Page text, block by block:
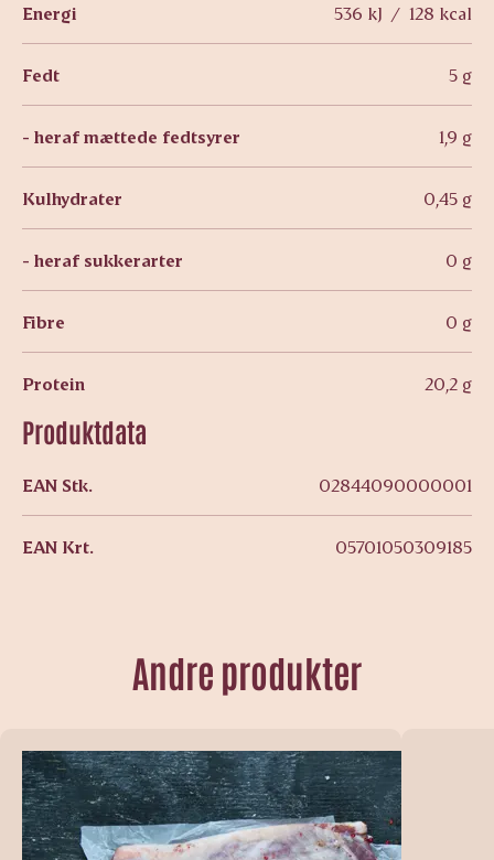
Energi 536 kJ / 128 kcal
Fedt 5 g
- heraf mættede fedtsyrer 1,9 g
Kulhydrater 0,45 g
- heraf sukkerarter 0 g
Fibre 0 g
Protein 20,2 g
Produktdata
EAN Stk. 02844090000001
EAN Krt. 05701050309185
Andre produkter